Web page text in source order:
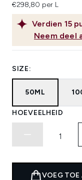
Verdien 15
Neem deel
€298,80 per L
SIZE:
50ML
HOEVEELHEID
VOEG TOE